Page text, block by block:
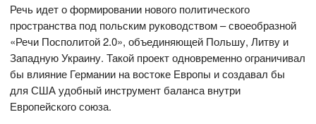
Речь идет о формировании нового политического
пространства под польским руководством – своеобразной
«Речи Посполитой 2.0», объединяющей Польшу, Литву и
Западную Украину. Такой проект одновременно ограничивал
бы влияние Германии на востоке Европы и создавал бы
для США удобный инструмент баланса внутри
Европейского союза.